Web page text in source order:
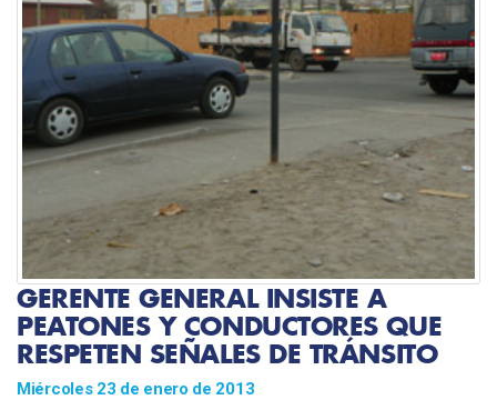
GERENTE GENERAL INSISTE A
PEATONES Y CONDUCTORES QUE
RESPETEN SEÑALES DE TRÁNSITO
Miércoles 23 de enero de 2013